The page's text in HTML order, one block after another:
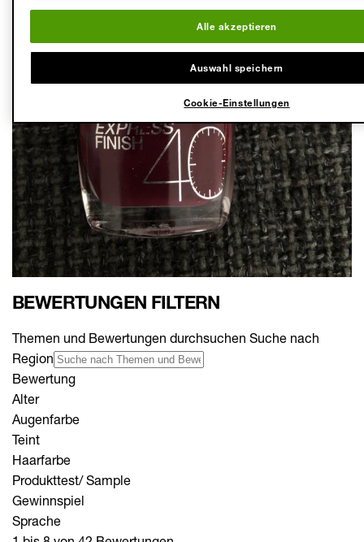
BEWERTUNGEN FILTERN
Themen und Bewertungen durchsuchen Suche nach
Region
Bewertung
Alter
Augenfarbe
Teint
Haarfarbe
Produkttest/ Sample
Gewinnspiel
Sprache
Alle akzeptieren
Auswahl speichern
Cookie-Einstellungen